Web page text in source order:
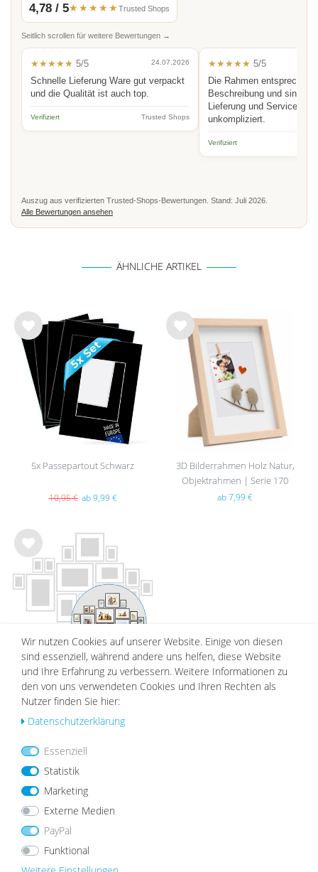
4,78 / 5★★★★★ Trusted Shops
Seitlich scrollen für weitere Bewertungen →
★★★★★ 5/5 24.07.2026
Schnelle Lieferung Ware gut verpackt
und die Qualität ist auch top.
Verifiziert Trusted Shops
★★★★★ 5/5
Die Rahmen entsprechen
Beschreibung und sind
Lieferung und Service
unkompliziert.
Verifiziert
Auszug aus verifizierten Trusted-Shops-Bewertungen. Stand: Juli 2026.
Alle Bewertungen ansehen
ÄHNLICHE ARTIKEL
Wu
nsc
hlist
e
5x Passepartout Schwarz
10,95 € ab 9,99 €
Wu
3D Bilderrahmen Holz Natur,
Objektrahmen | Serie 170
ab 7,99 €
Wu
nsc
hlist
Passepartouts Creme-Weiß für
17er Rahmen-Set No.2
22,99 € 19,99 €
Wu
nsc
Wir nutzen Cookies auf unserer Website. Einige von diesen
sind essenziell, während andere uns helfen, diese Website
und Ihre Erfahrung zu verbessern. Weitere Informationen zu
den von uns verwendeten Cookies und Ihren Rechten als
Nutzer finden Sie hier:
Daten­schutz­erklärung
Essenziell
Statistik
Marketing
Externe Medien
PayPal
Funktional